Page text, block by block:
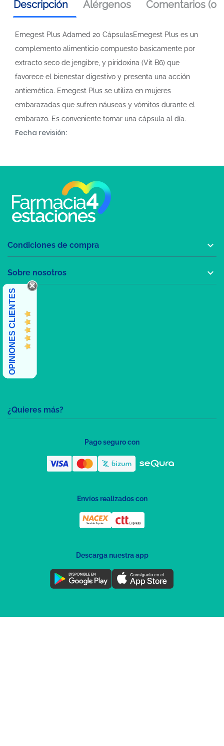
Descripción Alérgenos Comentarios (0)
Emegest Plus Adamed 20 CápsulasEmegest Plus es un
complemento alimenticio compuesto basicamente por
extracto seco de jengibre, y piridoxina (Vit B6) que
favorece el bienestar digestivo y presenta una acción
antiemética. Emegest Plus se utiliza en mujeres
embarazadas que sufren náuseas y vómitos durante el
embarazo. Es conveniente tomar una cápsula al día.
Fecha revisión:
¿Quieres más?
Condiciones de compra 
Sobre nosotros 
OPINIONES CLIENTES
Pago seguro con
Envíos realizados con
Descarga nuestra app